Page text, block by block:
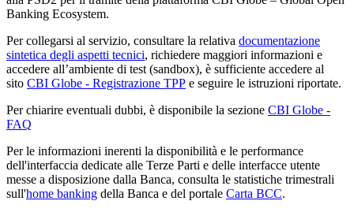
Banking Ecosystem.
Per collegarsi al servizio, consultare la relativa documentazione
sintetica degli aspetti tecnici, richiedere maggiori informazioni e
accedere all’ambiente di test (sandbox), è sufficiente accedere al
sito CBI Globe - Registrazione TPP e seguire le istruzioni riportate.
Per chiarire eventuali dubbi, è disponibile la sezione CBI Globe -
FAQ
Per le informazioni inerenti la disponibilità e le performance
dell'interfaccia dedicate alle Terze Parti e delle interfacce utente
messe a disposizione dalla Banca, consulta le statistiche trimestrali
sull'home banking della Banca e del portale Carta BCC.